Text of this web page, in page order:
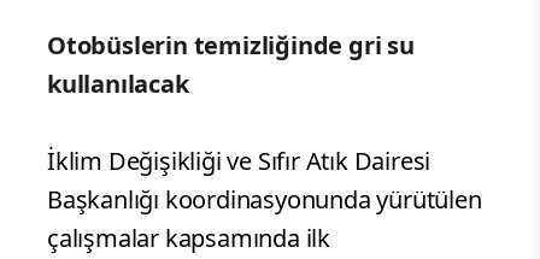
Otobüslerin temizliğinde gri su
kullanılacak
İklim Değişikliği ve Sıfır Atık Dairesi
Başkanlığı koordinasyonunda yürütülen
çalışmalar kapsamında ilk